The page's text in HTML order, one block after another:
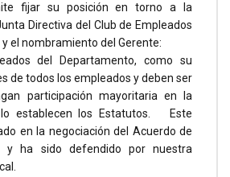
fijar su posición en torno a la
Directiva del Club de Empleados
el nombramiento del Gerente:
del Departamento, como su
de todos los empleados y deben ser
participación mayoritaria en la
establecen los Estatutos. Este
en la negociación del Acuerdo de
y ha sido defendido por nuestra